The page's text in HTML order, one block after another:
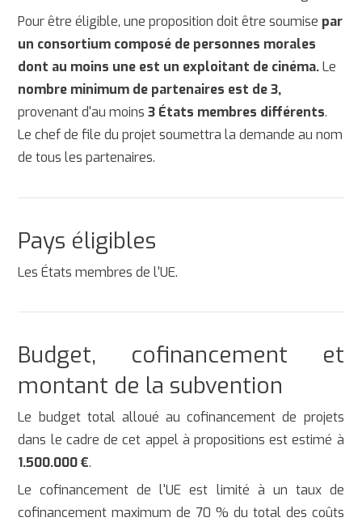
Pour être éligible, une proposition doit être soumise par
un consortium composé de personnes morales
dont au moins une est un exploitant de cinéma.Le
nombre minimum de partenaires est de 3,
provenant d'au moins 3 États membres différents.
Le chef de file du projet soumettra la demande au nom
de tous les partenaires.
Pays éligibles
Les États membres de l'UE.
Budget, cofinancement et
montant de la subvention
Le budget total alloué au cofinancement de projets
dans le cadre de cet appel à propositions est estimé à
1.500.000 €.
Le cofinancement de l'UE est limité à un taux de
cofinancement maximum de 70 % du total des coûts